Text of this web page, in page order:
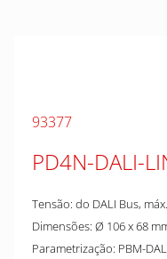
93377
PD4N-DALI-
Tensão: do DALI Bus,
Dimensões: Ø 106 x 68
Parametrização: PBM-